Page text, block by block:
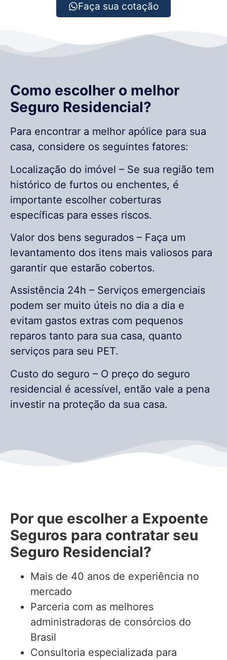
Faça sua cotação
Como escolher o melhor
Seguro Residencial?
Para encontrar a melhor apólice para sua
casa, considere os seguintes fatores:
Localização do imóvel – Se sua região tem
histórico de furtos ou enchentes, é
importante escolher coberturas
específicas para esses riscos.
Valor dos bens segurados – Faça um
levantamento dos itens mais valiosos para
garantir que estarão cobertos.
Assistência 24h – Serviços emergenciais
podem ser muito úteis no dia a dia e
evitam gastos extras com pequenos
reparos tanto para sua casa, quanto
serviços para seu PET.
Custo do seguro – O preço do seguro
residencial é acessível, então vale a pena
investir na proteção da sua casa.
Por que escolher a Expoente
Seguros para contratar seu
Seguro Residencial?
Mais de 40 anos de experiência no
mercado
Parceria com as melhores
administradoras de consórcios do
Brasil
Consultoria especializada para